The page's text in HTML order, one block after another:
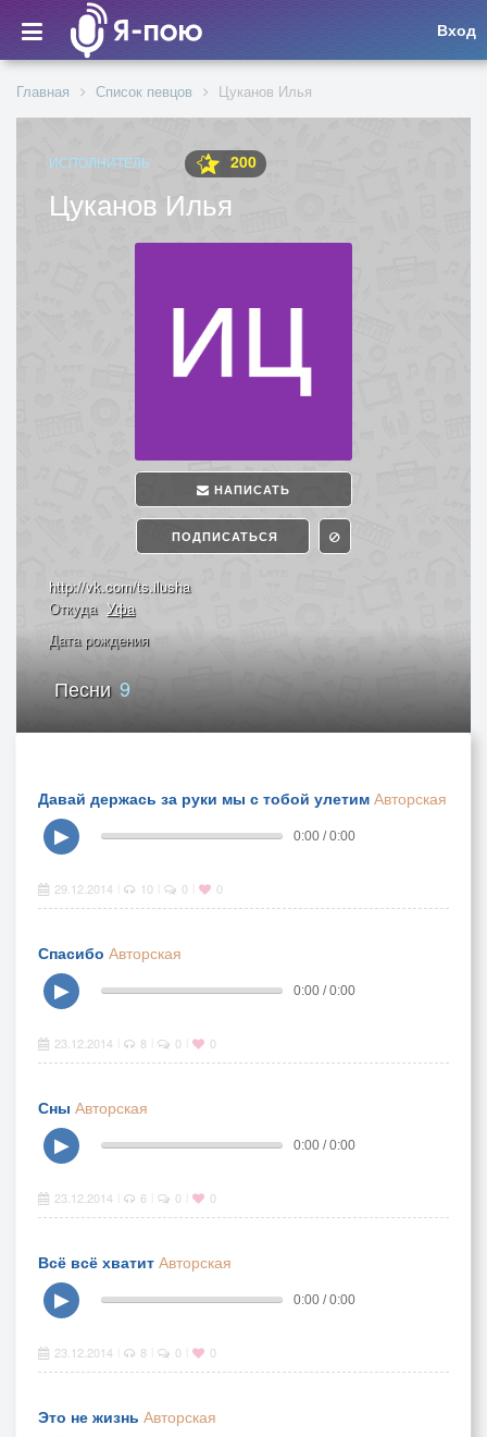
Вход
Главная Список певцов Цуканов Илья
ИСПОЛНИТЕЛЬ 200
Цуканов Илья
НАПИСАТЬ
ПОДПИСАТЬСЯ
http://vk.com/ts.ilusha
Откуда Уфа
Дата рождения
Песни9
Давай держась за руки мы с тобой улетим Авторская
▶
0:00 / 0:00
29.12.2014 10 0 0
Спасибо Авторская
▶
0:00 / 0:00
23.12.2014 8 0 0
Сны Авторская
▶
0:00 / 0:00
23.12.2014 6 0 0
Всё всё хватит Авторская
▶
0:00 / 0:00
23.12.2014 8 0 0
Это не жизнь Авторская